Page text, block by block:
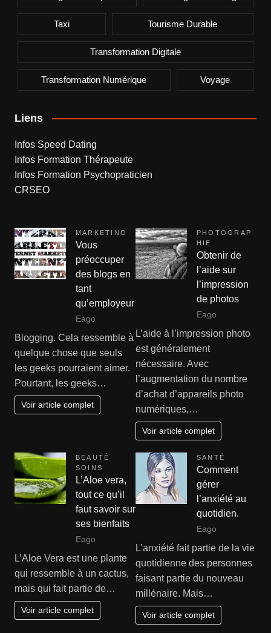
Taxi Tourisme Durable
Transformation Digitale
Transformation Numérique Voyage
Liens
Infos Speed Dating
Infos Formation Thérapeute
Infos Formation Psychopraticien
CRSEO
MARKETING
Vous
préoccuper
des blogs en
tant
qu’employeur
Eago
Blogging. Cela ressemble à
quelque chose que seuls
les geeks pourraient aimer.
Pourtant, les geeks…
Voir article complet
PHOTOGRAP
HIE
Obtenir de
l’aide sur
l’impression
de photos
Eago
L’aide à l’impression photo
est généralement
nécessaire. Avec
l’augmentation du nombre
d’achat d’appareils photo
numériques,…
Voir article complet
BEAUTÉ
SOINS
L’Aloe vera,
tout ce qu’il
faut savoir sur
ses bienfaits
Eago
L’Aloe Vera est une plante
qui ressemble à un cactus,
mais qui fait partie de…
Voir article complet
SANTÉ
Comment
gérer
l’anxiété au
quotidien.
Eago
L’anxiété fait partie de la vie
quotidienne des personnes
faisant partie du nouveau
millénaire. Mais…
Voir article complet